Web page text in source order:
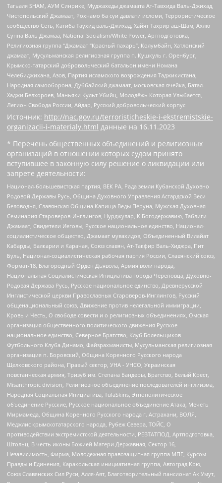
Тагьаля SHAM, АУМ Синрике, Муджахеды джамаата Ат-Тавхида Валь-Джихад,
Чистопольский Джамаат, Рохнамо ба суи давлати исломи, Террористическое
сообщество Сеть, Катиба Таухид валь-Джихад, Хайят Тахрир аш-Шам, Ахлю
Сунна Валь Джамаа, National Socialism/White Power, Артподготовка,
Религиозная группа “Джамаат “Красный пахарь”, Колумбайн, Хатлонский
джамаат, Мусульманская религиозная группа п. Кушкуль г. Оренбург,
Крымско-татарский добровольческий батальон имени Номана
Челебиджихана, Азов, Партия исламского возрождения Таджикистана,
Народная самооборона, Дуббайский джамаат, московская ячейка, Батал-
Хаджи Белхороев, Маньяки Культ Убийц, Молодёжь Которая Улыбается,
Легион Свобода России, Айдар, Русский добровольческий корпус
Источник: http://nac.gov.ru/terroristicheskie-i-ekstremistskie-
organizacii-i-materialy.html данные на 16.11.2023
* Перечень общественных объединений и религиозных
организаций в отношении которых судом принято
вступившее в законную силу решение о ликвидации или
запрете деятельности:
Национал-большевистская партия, ВЕК РА, Рада земли Кубанской Духовно
Родовой Державы Русь, Община Духовного Управления Асгардской Веси
Беловодья, Славянская Община Капища Веды Перуна, Мужская Духовная
Семинария Староверов-Инглингов, Нурджулар, К Богодержавию, Таблиги
Джамаат, Свидетели Иеговы, Русское национальное единство, Национал-
социалистическое общество, Джамаат мувахидов, Объединенный Вилайат
Кабарды, Балкарии и Карачая, Союз славян, Ат-Такфир Валь-Хиджра, Пит
Буль, Национал-социалистическая рабочая партия России, Славянский союз,
Формат-18, Благородный Орден Дьявола, Армия воли народа,
Национальная Социалистическая Инициатива города Череповца, Духовно-
Родовая Держава Русь, Русское национальное единство, Древнерусской
Инглистической церкви Православных Староверов-Инглингов, Русский
общенациональный союз, Движение против нелегальной иммиграции,
Кровь и Честь, О свободе совести и о религиозных объединениях, Омская
организация общественного политического движения Русское
национальное единство, Северное Братство, Клуб Болельщиков
Футбольного Клуба Динамо, Файзрахманисты, Мусульманская религиозная
организация п. Боровский, Община Коренного Русского народа
Щелковского района, Правый сектор, УНА - УНСО, Украинская
повстанческая армия, Тризуб им. Степана Бандеры, Братство, Белый Крест,
Misanthropic division, Религиозное объединение последователей инглиизма,
Народная Социальная Инициатива, TulaSkins, Этнополитическое
объединение Русские, Русское национальное объединение Атака, Мечеть
Мирмамеда, Община Коренного Русского народа г. Астрахани, ВОЛЯ,
Меджлис крымскотатарского народа, Рубеж Севера, ТОЙС, О
противодействии экстремистской деятельности, РЕВТАТПОД, Артподготовка,
Штольц, В честь иконы Божией Матери Державная, Сектор 16,
Независимость, Фирма, Молодежная правозащитная группа МПГ, Курсом
Правды и Единения, Каракольская инициативная группа, Автоград Крю,
Союз Славянских Сил Руси, Алля-Аят, Благотворительный пансионат Ак Умут,